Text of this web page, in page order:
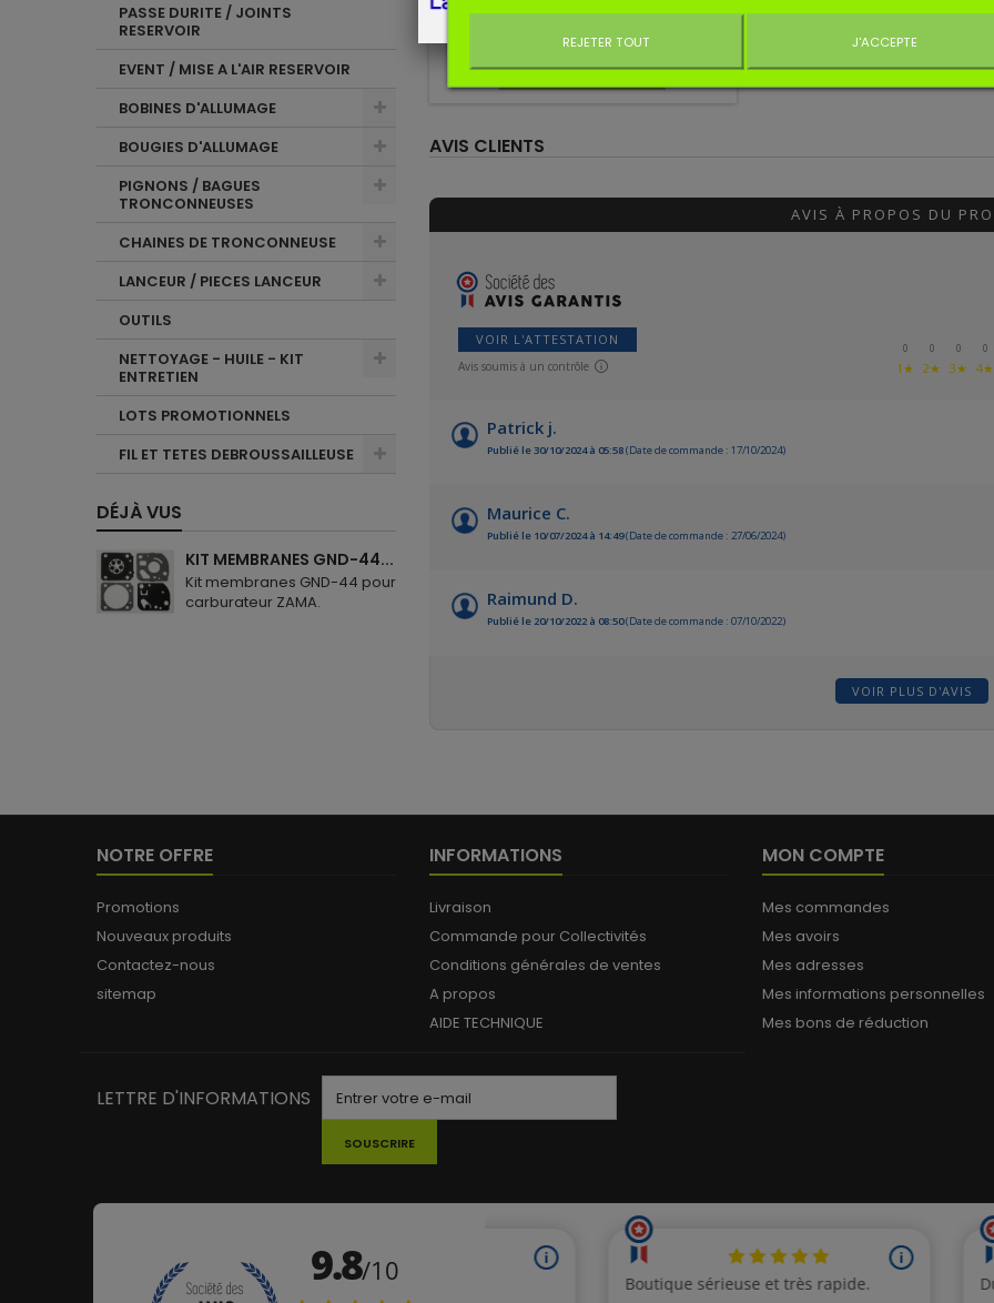
PASSE DURITE / JOINTS
RESERVOIR
EVENT / MISE A L'AIR RESERVOIR
BOBINES D'ALLUMAGE
BOUGIES D'ALLUMAGE
PIGNONS / BAGUES
TRONCONNEUSES
CHAINES DE TRONCONNEUSE
LANCEUR / PIECES LANCEUR
OUTILS
NETTOYAGE - HUILE - KIT
ENTRETIEN
LOTS PROMOTIONNELS
FIL ET TETES DEBROUSSAILLEUSE
DÉJÀ VUS
KIT MEMBRANES GND-44...
Kit membranes GND-44 pour
carburateur ZAMA.
8,49 €
Ajouter au panier
AVIS CLIENTS
AVIS À PROPOS DU
VOIR L'ATTESTATION
Avis soumis à un contrôle
0
1★
0
2★
0
3★
0
4★
Patrick j.
Publié le 30/10/2024 à 05:58(Date de commande : 17/10/2024)
Maurice C.
Publié le 10/07/2024 à 14:49(Date de commande : 27/06/2024)
Raimund D.
Publié le 20/10/2022 à 08:50(Date de commande : 07/10/2022)
VOIR PLUS D'AVIS
NOTRE OFFRE
Promotions
Nouveaux produits
Contactez-nous
sitemap
INFORMATIONS
Livraison
Commande pour Collectivités
Conditions générales de ventes
A propos
AIDE TECHNIQUE
MON COMPTE
Mes commandes
Mes avoirs
Mes adresses
Mes informations personnelles
Mes bons de réduction
LETTRE D'INFORMATIONS
SOUSCRIRE
REJETER TOUT J'ACCEPTE
Ne plus